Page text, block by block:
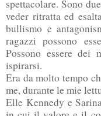
spettacolare. Sono
veder ritratta ed
bullismo e
ragazzi possono
Possono essere
ispirarsi.
Era da molto tempo
me, durante le mie
Elle Kennedy e